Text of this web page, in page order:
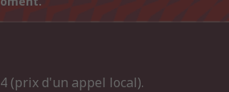
(prix d'un appel local).